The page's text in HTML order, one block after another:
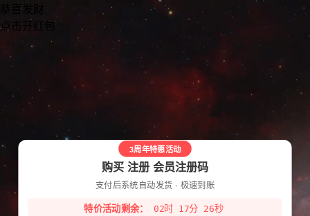
恭喜发财
点击开红包
3周年特惠活动
购买 注册 会员注册码
支付后系统自动发货 · 极速到账
特价活动剩余： 02时 17分 26秒